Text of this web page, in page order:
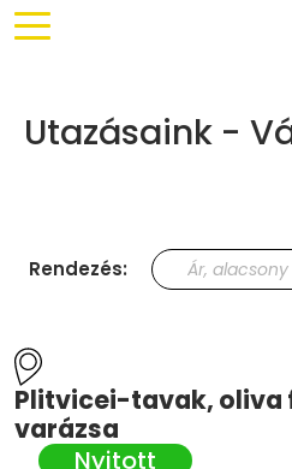
Utazásaink -
Rendezés:
Plitvicei-tavak, oliva
varázsa